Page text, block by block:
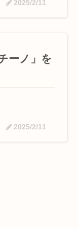
2025/2/11
ーノ」を
2025/2/11